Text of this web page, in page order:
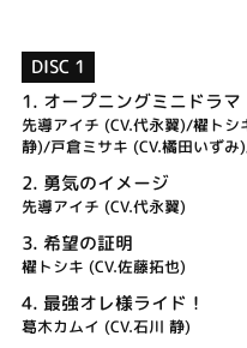
DISC 1
1. オープニングミニドラマ
先導アイチ (CV.代永翼)/櫂ト
静)/戸倉ミサキ (CV.橘田いず
2. 勇気のイメージ
先導アイチ (CV.代永翼)
3. 希望の証明
櫂トシキ (CV.佐藤拓也)
4. 最強オレ様ライド！
葛木カムイ (CV.石川 静)